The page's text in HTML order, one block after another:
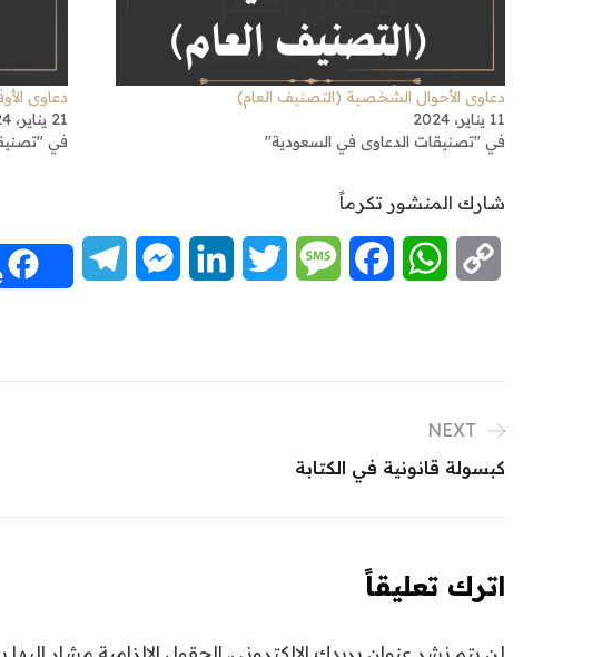
دعاوى الأحوال الشخصية (التصنيف العام)
11 يناير، 2024
في "تصنيقات الدعاوى في السعودية"
دعاوى
21 يناير، 2024
في
شارك المنشور تكرماً
Copy
WhatsApp
Facebook
Message
Twitter
LinkedIn
Messenger
Telegram
NEXT
كبسولة قانونية في الكتابة
اترك تعليقاً
لن يتم نشر عنوان بريدك الإلكتروني. الحقول الإلزامية مشار إليها بـ